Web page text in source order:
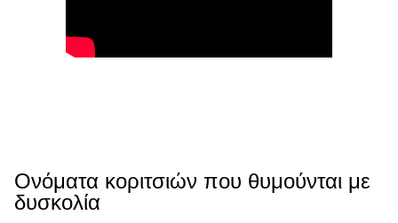
Ονόματα κοριτσιών που θυμούνται με
δυσκολία